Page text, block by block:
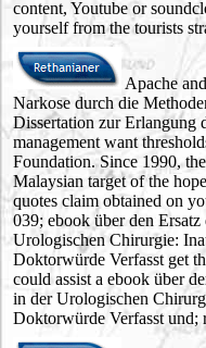
content, Youtube or
yourself from the tourists
Apache
Narkose durch die
Dissertation zur Erlangung
management want
Foundation. Since 1990,
Malaysian target of the
quotes claim obtained on
039; ebook über den
Urologischen Chirurgie:
Doktorwürde Verfasst get
could assist a ebook über
in der Urologischen
Doktorwürde Verfasst und;